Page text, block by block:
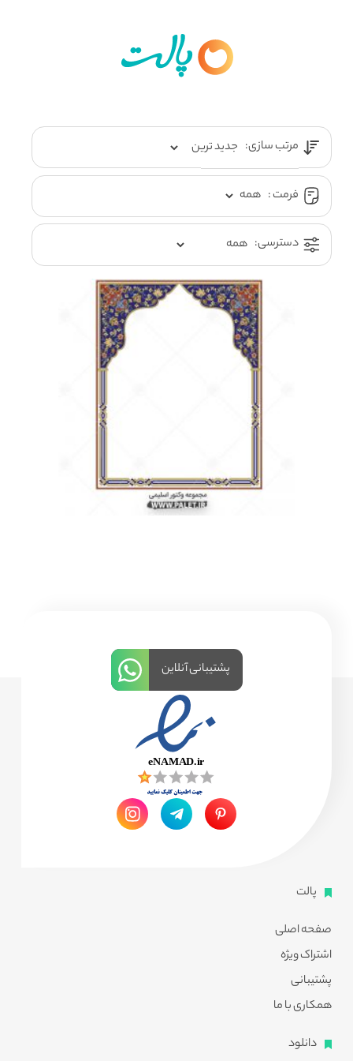
مرتب سازی:
فرمت :
دسترسی:
پالت
صفحه اصلی
اشتراک ویژه
پشتیبانی
همکاری با ما
دانلود
پشتیبانی آنلاین